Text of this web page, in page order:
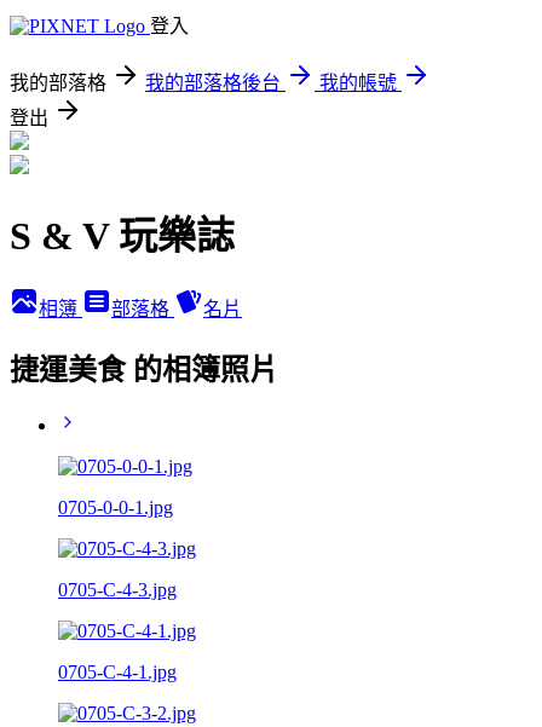
登入
我的部落格 我的部落格後台
我的帳號
登出
S & V 玩樂誌
相簿 部落格 名片
捷運美食 的相簿照片
0705-0-0-1.jpg
0705-C-4-3.jpg
0705-C-4-1.jpg